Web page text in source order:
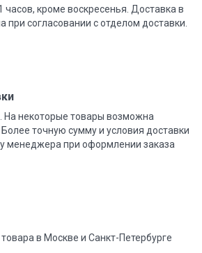
кроме воскресенья. Доставка в
при согласовании с отделом доставки.
На некоторые товары возможна
точную сумму и условия доставки
менеджера при оформлении заказа
в Москве и Санкт-Петербурге